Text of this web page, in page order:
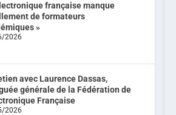
française manque
de formateurs
»
2026
avec Laurence Dassas,
générale de la Fédération de
Française
2026